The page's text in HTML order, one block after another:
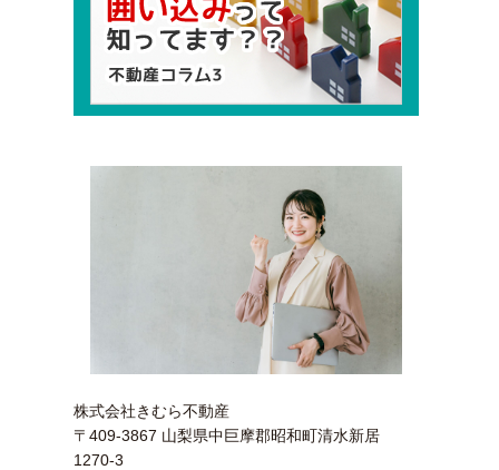
株式会社きむら不動産
〒409-3867 山梨県中巨摩郡昭和町清水新居
1270-3